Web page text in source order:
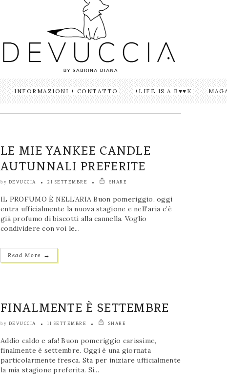
INFORMAZIONI + CONTATTO LIFE IS A B♥♥K
LE MIE YANKEE CANDLE
AUTUNNALI PREFERITE
by DEVUCCIA 21 SETTEMBRE SHARE
IL PROFUMO È NELL’ARIA Buon pomeriggio, oggi
entra ufficialmente la nuova stagione e nell’aria c’è
già profumo di biscotti alla cannella. Voglio
condividere con voi le...
Read More →
FINALMENTE È SETTEMBRE
by DEVUCCIA 11 SETTEMBRE SHARE
Addio caldo e afa! Buon pomeriggio carissime,
finalmente è settembre. Oggi è una giornata
particolarmente fresca. Sta per iniziare ufficialmente
la mia stagione preferita. Si...